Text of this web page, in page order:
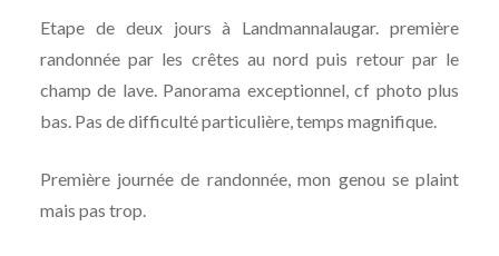
Etape de deux jours à Landmannalaugar. première
randonnée par les crêtes au nord puis retour par le
champ de lave. Panorama exceptionnel, cf photo plus
bas. Pas de difficulté particulière, temps magnifique.
Première journée de randonnée, mon genou se plaint
mais pas trop.